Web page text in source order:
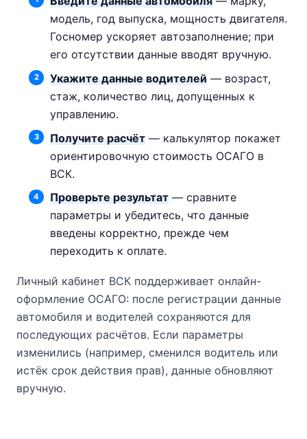
модель, год выпуска, мощность двигателя.
Госномер ускоряет автозаполнение; при
его отсутствии данные вводят вручную.
Укажите данные водителей— возраст,
стаж, количество лиц, допущенных к
управлению.
Получите расчёт— калькулятор покажет
ориентировочную стоимость ОСАГО в
ВСК.
Проверьте результат— сравните
параметры и убедитесь, что данные
введены корректно, прежде чем
переходить к оплате.
Личный кабинет ВСК поддерживает онлайн-
оформление ОСАГО: после регистрации данные
автомобиля и водителей сохраняются для
последующих расчётов. Если параметры
изменились (например, сменился водитель или
истёк срок действия прав), данные обновляют
вручную.